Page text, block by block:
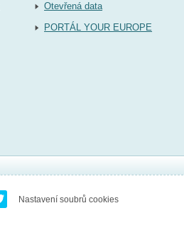
Otevřená data
PORTÁL YOUR EUROPE
Nastavení soubrů cookies